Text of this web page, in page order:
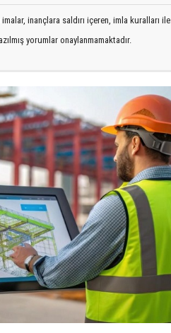
inançlara saldırı içeren, imla kuralları ile
yorumlar onaylanmamaktadır.